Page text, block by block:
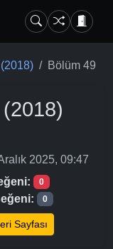
Bölüm 49
2025, 09:47
0
0
Sayfası